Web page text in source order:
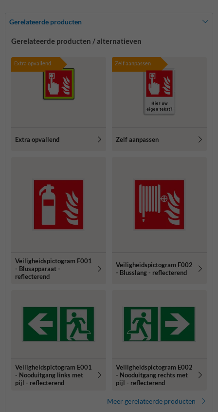
Gerelateerde producten
Gerelateerde producten / alternatieven
Extra opvallend
Extra opvallend
Zelf aanpassen
Zelf aanpassen
Veiligheidspictogram F001
- Blusapparaat -
reflecterend
Veiligheidspictogram F002
- Blusslang - reflecterend
Veiligheidspictogram E001
- Nooduitgang links met
pijl - reflecterend
Veiligheidspictogram E002
- Nooduitgang rechts met
pijl - reflecterend
Meer gerelateerde producten